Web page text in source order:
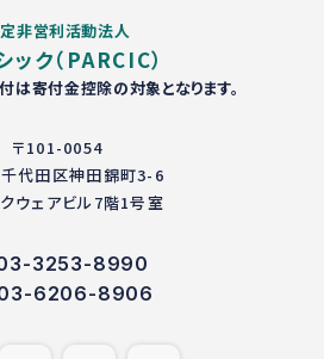
非営利活動法人
ック（PARCIC）
は寄付金控除の対象となります。
〒101-0054
代田区神田錦町3-6
ウェアビル7階1号室
3253-8990
6206-8906